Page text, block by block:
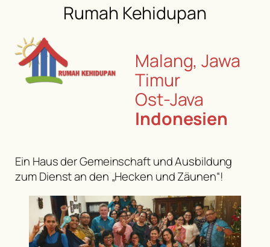
Rumah Kehidupan
Malang, Jawa
Timur
Ost-Java
Indonesien
Ein Haus der Gemeinschaft und Ausbildung
zum Dienst an den „Hecken und Zäunen“!